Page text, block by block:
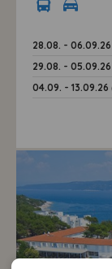
28.08. -
29.08. -
04.09. - 13.09.26